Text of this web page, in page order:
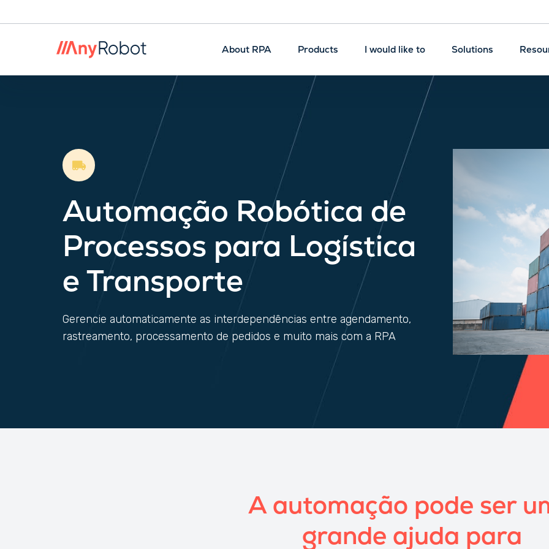
About RPA Products I would like to Solutions
Automação Robótica de
Processos para Logística
e Transporte
Gerencie automaticamente as interdependências entre agendamento,
rastreamento, processamento de pedidos e muito mais com a RPA
A automação pode ser
grande ajuda para